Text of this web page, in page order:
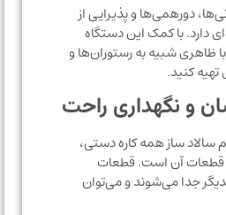
و پذیرایی از
با کمک این دستگاه
شبیه به رستوران‌ها و
نگهداری راحت
ساز همه کاره دستی،
آن است. قطعات
جدا می‌شوند و می‌توان